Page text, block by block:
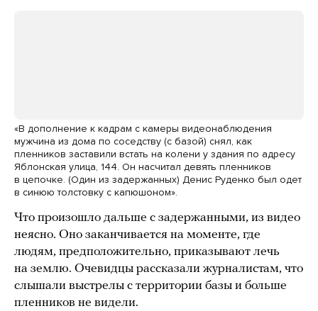
«В дополнение к кадрам с камеры видеонаблюдения
мужчина из дома по соседству (с базой) снял, как
пленников заставили встать на колени у здания по адресу
Яблонская улица, 144. Он насчитал девять пленников
в цепочке. (Один из задержанных) Денис Руденко был одет
в синюю толстовку с капюшоном».
Что произошло дальше с задержанными, из видео
неясно. Оно заканчивается на моменте, где
людям, предположительно, приказывают лечь
на землю. Очевидцы рассказали журналистам, что
слышали выстрелы с территории базы и больше
пленников не видели.